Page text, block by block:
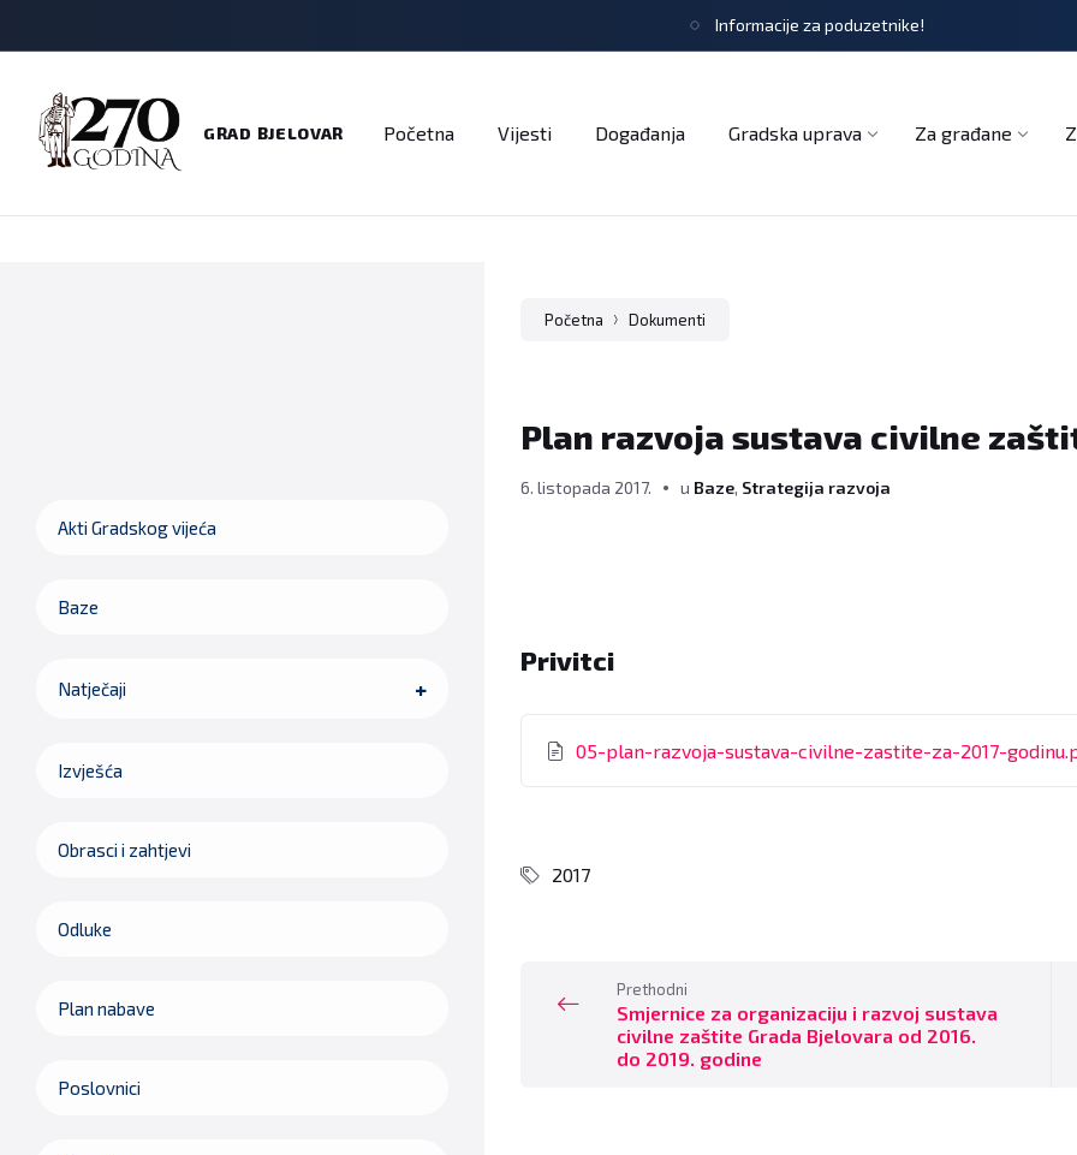
Informacije za poduzetnike!
GRAD BJELOVAR Početna Vijesti Događanja Gradska uprava Za građane
Početna Dokumenti
Plan razvoja sustava civilne
6. listopada 2017. u Baze, Strategija razvoja
Privitci
05-plan-razvoja-sustava-civilne-zastite-za-2017-
2017
Prethodni
Smjernice za organizaciju i razvoj sustava
civilne zaštite Grada Bjelovara od 2016.
do 2019. godine
Akti Gradskog vijeća
Baze
Natječaji
Izvješća
Obrasci i zahtjevi
Odluke
Plan nabave
Poslovnici